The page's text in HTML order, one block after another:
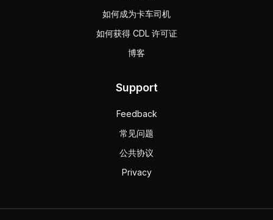
如何成为卡车司机
如何获得 CDL 许可证
博客
Support
Feedback
常见问题
公共协议
Privacy